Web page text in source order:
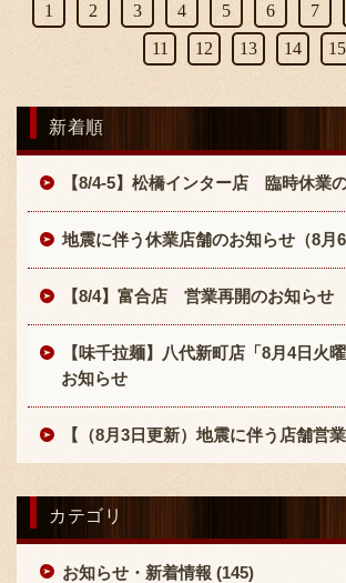
1 2 3 4 5 6 7
11
12 13 14 15
新着順
【8/4-5】松橋インター店 臨時休業
地震に伴う休業店舗のお知らせ（8月6
【8/4】富合店 営業再開のお知らせ
【味千拉麺】八代新町店「8月4日火
お知らせ
【（8月3日更新）地震に伴う店舗営
カテゴリ
お知らせ・新着情報 (145)